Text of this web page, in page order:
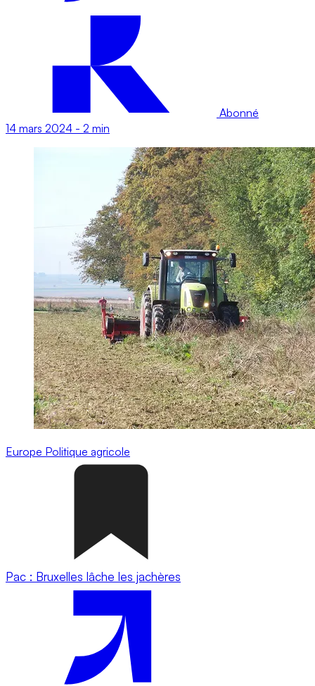
Abonné
14 mars 2024 - 2 min
Europe Politique agricole
Pac : Bruxelles lâche les jachères